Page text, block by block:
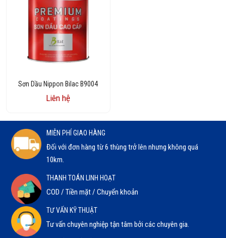
Sơn Dầu Nippon Bilac B9004
Liên hệ
MIỄN PHÍ GIAO HÀNG
Đối với đơn hàng từ 6 thùng trở lên nhưng không quá
10km.
THANH TOÁN LINH HOẠT
COD / Tiền mặt / Chuyển khoản
TƯ VẤN KỸ THUẬT
Tư vấn chuyên nghiệp tận tâm bởi các chuyên gia.